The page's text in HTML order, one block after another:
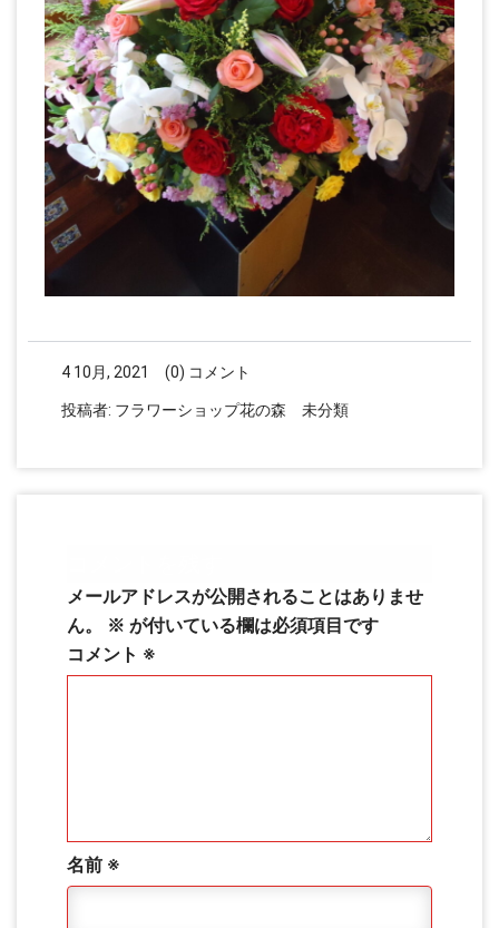
4 10月, 2021 (0) コメント
投稿者: フラワーショップ花の森 未分類
メールアドレスが公開されることはありませ
ん。
※ が付いている欄は必須項目です
コメント ※
名前 ※